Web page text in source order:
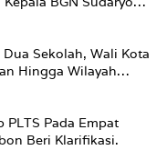
Sekolah, Wali Kota
Hingga Wilayah
Pada Empat
Beri Klarifikasi.